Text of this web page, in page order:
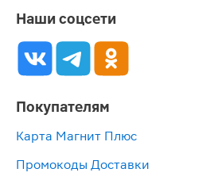
Наши соцсети
Покупателям
Карта Магнит Плюс
Промокоды Доставки